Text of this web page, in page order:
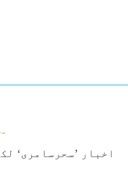
اخبار ’سحرسامری‘